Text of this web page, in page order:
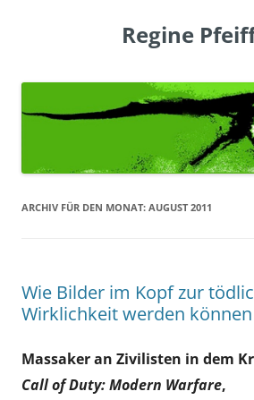
Regine
ARCHIV FÜR DEN MONAT: AUGUST 2011
Wie Bilder im Kopf zur
Wirklichkeit werden können
Massaker an Zivilisten in dem
Call of Duty: Modern Warfare,